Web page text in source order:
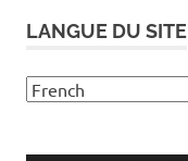
LANGUE DU SITE